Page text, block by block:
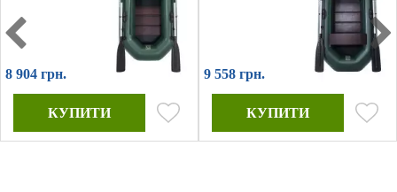
8 904 грн. 9 558 грн.